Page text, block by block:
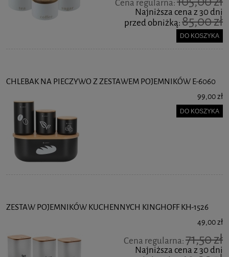
Cena regularna:
Najniższa cena z 30 dni
przed obniżką:85,00 zł
DO KOSZYKA
CHLEBAK NA PIECZYWO Z ZESTAWEM POJEMNIKÓW E-6060
99,00 zł
DO KOSZYKA
ZESTAW POJEMNIKÓW KUCHENNYCH KINGHOFF KH-1526
49,00 zł
Cena regularna:71,50 zł
Najniższa cena z 30 dni